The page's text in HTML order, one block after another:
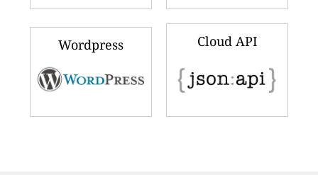
Wordpress Cloud API